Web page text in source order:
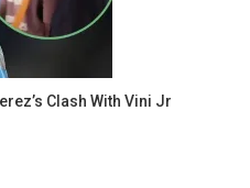
Clash With Vini Jr